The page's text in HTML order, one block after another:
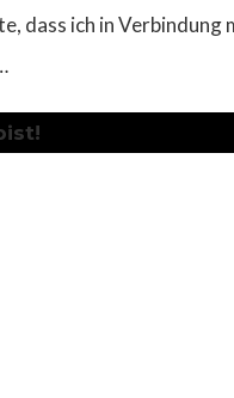
dass ich in